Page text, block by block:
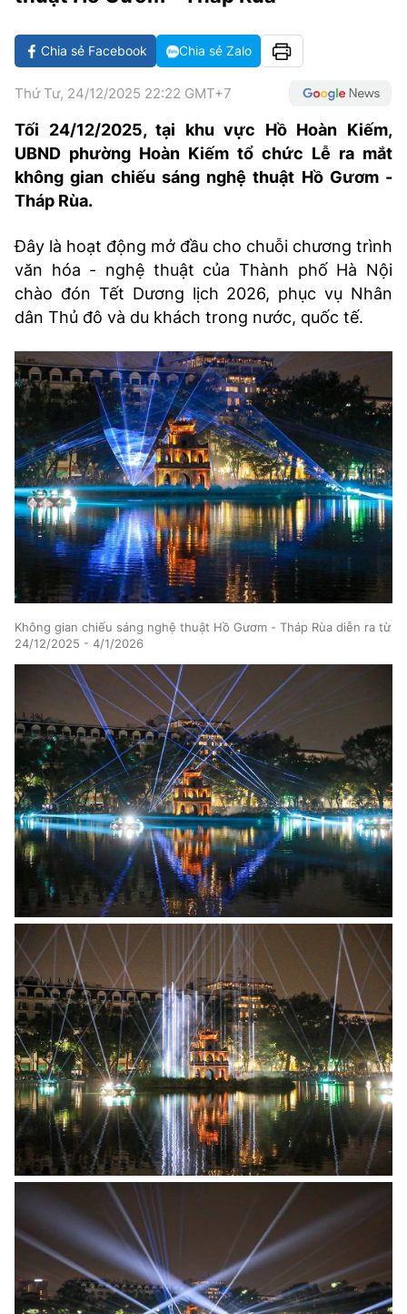
GOLF
CÁC CÚP CHÂU ÂU
BẢNG XẾP HẠNG
VĂN HÓA
GIẢI TRÍ
DIỄN ĐÀN
CÔNG NGHIỆP VĂN HÓA
NHỊP ĐẬP SỨC KHỎE
X-QUANG TIN ĐỒN
VIẾT LẠI ƯỚC MƠ
GIẢI TRÍ
PHIM
ÂM NHẠC
KBIZ
DU LỊCH
TIN TỨC
ĐIỂM ĐẾN
ẢNH
ẨM THỰC
TƯ VẤN
THẾ GIỚI SAO
HIGHTECH
TIÊU ĐIỂM - SPOTLIGHT
BẠN CẦN BIẾT
INFOGRAPHIC
E-MAGAZINE
BÁO GIẤY
TRA CỨU PHƯỜNG XÃ
CỐNG HIẾN
BÙI XUÂN PHÁI
TIỆN ÍCH
Chia sẻ Facebook Chia sẻ Zalo
Thứ Tư, 24/12/2025 22:22 GMT+7
Tối 24/12/2025, tại khu vực Hồ Hoàn Kiếm,
UBND phường Hoàn Kiếm tổ chức Lễ ra mắt
không gian chiếu sáng nghệ thuật Hồ Gươm -
Tháp Rùa.
Đây là hoạt động mở đầu cho chuỗi chương trình
văn hóa - nghệ thuật của Thành phố Hà Nội
chào đón Tết Dương lịch 2026, phục vụ Nhân
dân Thủ đô và du khách trong nước, quốc tế.
Không gian chiếu sáng nghệ thuật Hồ Gươm - Tháp Rùa diễn ra từ
24/12/2025 - 4/1/2026